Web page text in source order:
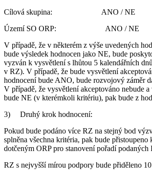
Cílová skupina: ANO / NE
Území SO ORP: ANO / NE
V případě, že v některém z výše uvedených
bude výsledek hodnocen jako NE, bude
vyzván k vysvětlení s lhůtou 5 kalendářních
v RZ). V případě, že bude vysvětlení
hodnocení bude ANO, bude rozvojový záměr
V případě, že vysvětlení akceptováno nebude
bude NE (v kterémkoli kritériu), pak bude z
3) Druhý krok hodnocení:
Pokud bude podáno více RZ na stejný bod
splněna všechna kritéria, pak bude přistoupeno
dotčeným ORP pro stanovení pořadí podaných
RZ s nejvyšší mírou podpory bude přiděleno